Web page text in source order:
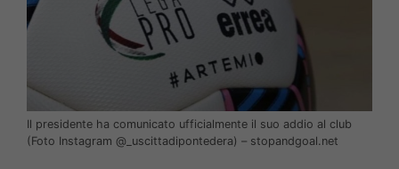
Il presidente ha comunicato ufficialmente il suo addio al club
(Foto Instagram @_uscittadipontedera) – stopandgoal.net